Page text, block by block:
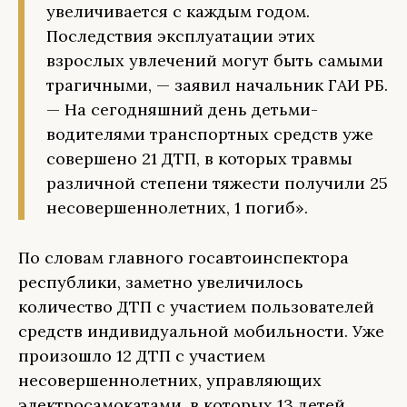
увеличивается с каждым годом.
Последствия эксплуатации этих
взрослых увлечений могут быть самыми
трагичными, — заявил начальник ГАИ РБ.
— На сегодняшний день детьми-
водителями транспортных средств уже
совершено 21 ДТП, в которых травмы
различной степени тяжести получили 25
несовершеннолетних, 1 погиб».
По словам главного госавтоинспектора
республики, заметно увеличилось
количество ДТП с участием пользователей
средств индивидуальной мобильности. Уже
произошло 12 ДТП с участием
несовершеннолетних, управляющих